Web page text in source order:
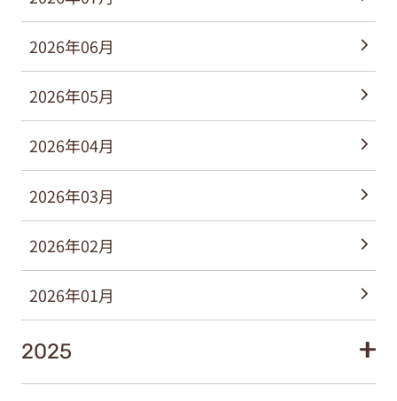
2026年06月
2026年05月
2026年04月
2026年03月
2026年02月
2026年01月
2025